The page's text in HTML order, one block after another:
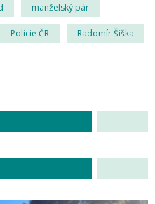
manželský pár
Policie ČR Radomír Šiška